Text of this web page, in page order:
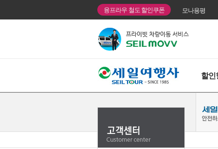
융프라우 철도 할인쿠폰 모나용평
할인